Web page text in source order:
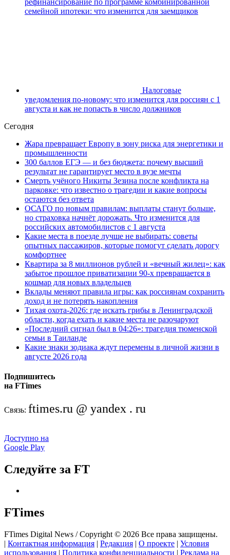
рефинансирование по программе комбинированной
семейной ипотеки: что изменится для заемщиков
Налоговые
уведомления по-новому: что изменится для россиян с 1
августа и как не попасть в число должников
Сегодня
Жара превращает Европу в зону риска для энергетики и
промышленности
300 баллов ЕГЭ — и без бюджета: почему высший
результат не гарантирует место в вузе мечты
Смерть учёного Никиты Зезина после конфликта на
парковке: что известно о трагедии и какие вопросы
остаются без ответа
ОСАГО по новым правилам: выплаты станут больше,
но страховка начнёт дорожать. Что изменится для
российских автомобилистов с 1 августа
Какие места в поезде лучше не выбирать: советы
опытных пассажиров, которые помогут сделать дорогу
комфортнее
Квартира за 8 миллионов рублей и «вечный жилец»: как
забытое прошлое приватизации 90-х превращается в
кошмар для новых владельцев
Вклады меняют правила игры: как россиянам сохранить
доход и не потерять накопления
Тихая охота-2026: где искать грибы в Ленинградской
области, когда ехать и какие места не разочаруют
«Последний сигнал был в 04:26»: трагедия тюменской
семьи в Таиланде
Какие знаки зодиака ждут перемены в личной жизни в
августе 2026 года
Подпишитесь
на FTimes
Связь: ftimes.ru @ yandex . ru
Доступно на
Google Play
Следуйте за FT
FTimes
FTimes Digital News / Copyright © 2026 Все права защищены.
| Контактная информация | Редакция | О проекте | Условия
использования | Политика конфиденциальности | Реклама на